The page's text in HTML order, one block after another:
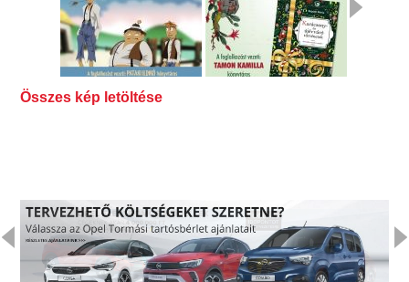
Összes kép letöltése